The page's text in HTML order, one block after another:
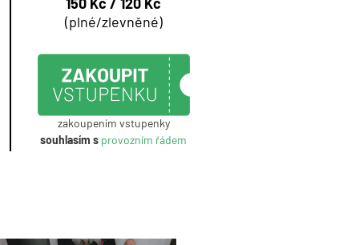
150 Kč / 120 Kč
(plné/zlevněné)
zakoupením vstupenky
souhlasím s provozním řádem